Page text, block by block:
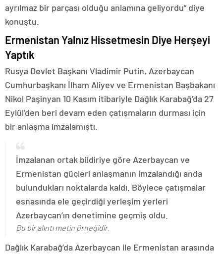
ayrılmaz bir parçası olduğu anlamına geliyordu” diye
konuştu.
Ermenistan Yalnız Hissetmesin Diye Herşeyi
Yaptık
Rusya Devlet Başkanı Vladimir Putin, Azerbaycan
Cumhurbaşkanı İlham Aliyev ve Ermenistan Başbakanı
Nikol Paşinyan 10 Kasım itibariyle Dağlık Karabağ’da 27
Eylül’den beri devam eden çatışmaların durması için
bir anlaşma imzalamıştı.
İmzalanan ortak bildiriye göre Azerbaycan ve
Ermenistan güçleri anlaşmanın imzalandığı anda
bulundukları noktalarda kaldı. Böylece çatışmalar
esnasında ele geçirdiği yerleşim yerleri
Azerbaycan’ın denetimine geçmiş oldu.
Bu bir alıntı metin örneğidir.
Dağlık Karabağ’da Azerbaycan ile Ermenistan arasında